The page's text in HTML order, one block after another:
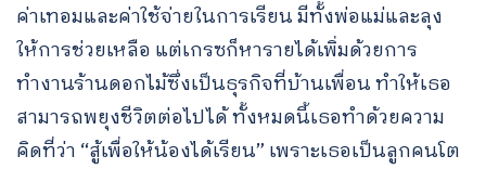
ค่าเทอมและค่าใช้จ่ายในการเรียน มีทั้งพ่อแม่และลุง
ให้การช่วยเหลือ แต่เกรซก็หารายได้เพิ่มด้วยการ
ทำงานร้านดอกไม้ซึ่งเป็นธุรกิจที่บ้านเพื่อน ทำให้เธอ
สามารถพยุงชีวิตต่อไปได้ ทั้งหมดนี้เธอทำด้วยความ
คิดที่ว่า “สู้เพื่อให้น้องได้เรียน” เพราะเธอเป็นลูกคนโต